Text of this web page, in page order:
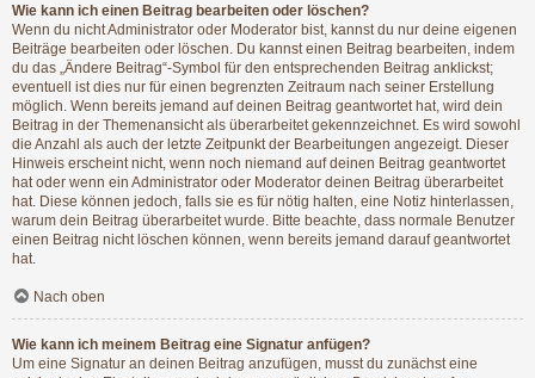
Wie kann ich einen Beitrag bearbeiten oder löschen?
Wenn du nicht Administrator oder Moderator bist, kannst du nur deine eigenen
Beiträge bearbeiten oder löschen. Du kannst einen Beitrag bearbeiten, indem
du das „Ändere Beitrag“-Symbol für den entsprechenden Beitrag anklickst;
eventuell ist dies nur für einen begrenzten Zeitraum nach seiner Erstellung
möglich. Wenn bereits jemand auf deinen Beitrag geantwortet hat, wird dein
Beitrag in der Themenansicht als überarbeitet gekennzeichnet. Es wird sowohl
die Anzahl als auch der letzte Zeitpunkt der Bearbeitungen angezeigt. Dieser
Hinweis erscheint nicht, wenn noch niemand auf deinen Beitrag geantwortet
hat oder wenn ein Administrator oder Moderator deinen Beitrag überarbeitet
hat. Diese können jedoch, falls sie es für nötig halten, eine Notiz hinterlassen,
warum dein Beitrag überarbeitet wurde. Bitte beachte, dass normale Benutzer
einen Beitrag nicht löschen können, wenn bereits jemand darauf geantwortet
hat.
Nach oben
Wie kann ich meinem Beitrag eine Signatur anfügen?
Um eine Signatur an deinen Beitrag anzufügen, musst du zunächst eine